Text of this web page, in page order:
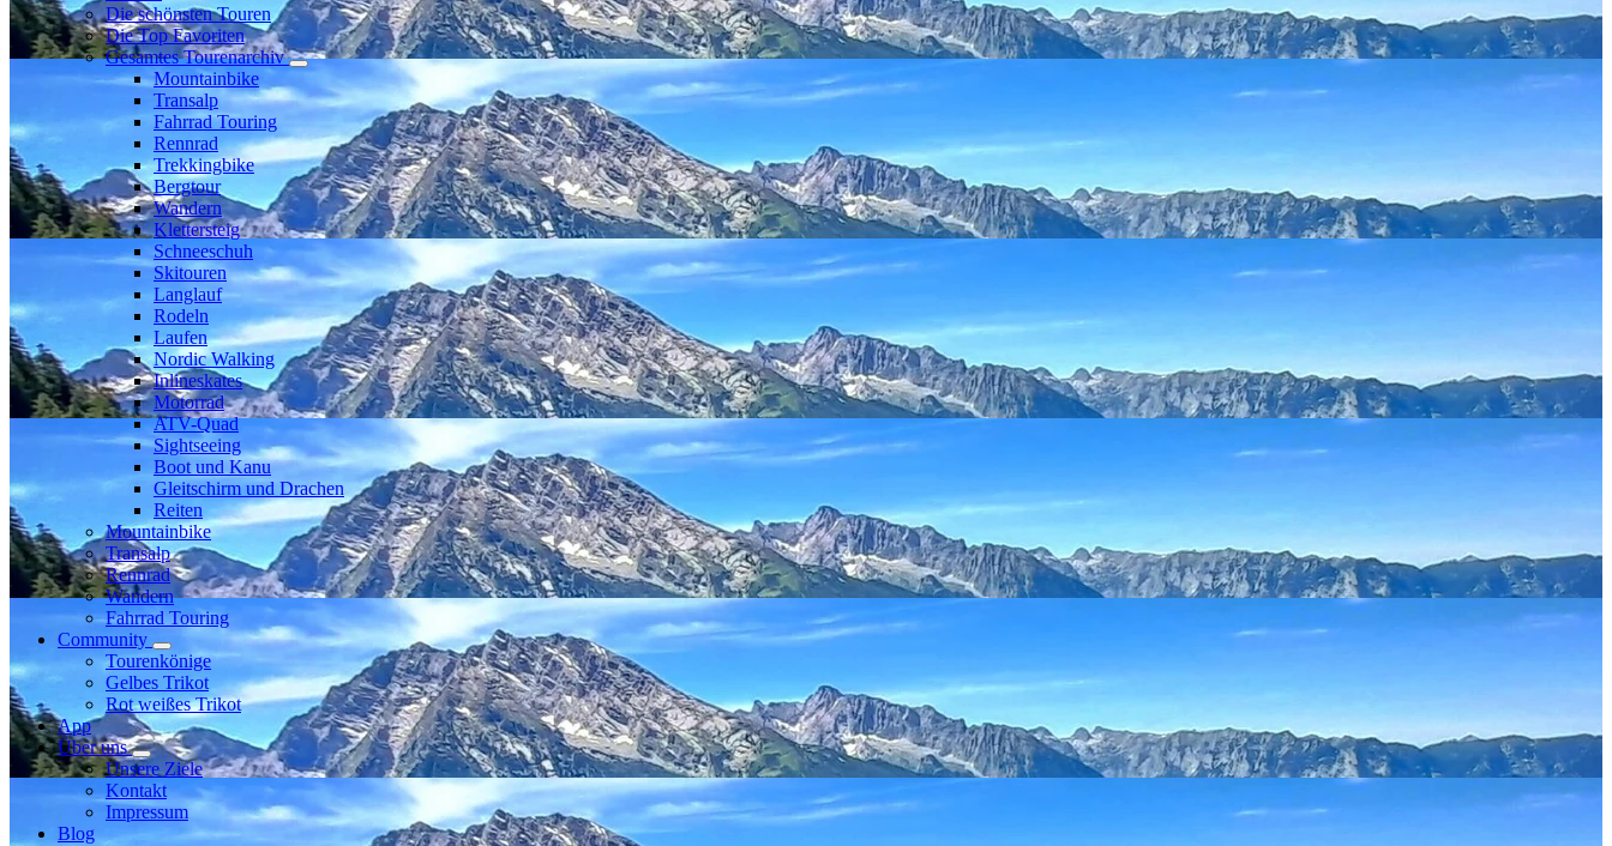
Die schönsten Touren
Die Top Favoriten
Gesamtes Tourenarchiv
Mountainbike
Transalp
Fahrrad Touring
Rennrad
Trekkingbike
Bergtour
Wandern
Klettersteig
Schneeschuh
Skitouren
Langlauf
Rodeln
Laufen
Nordic Walking
Inlineskates
Motorrad
ATV-Quad
Sightseeing
Boot und Kanu
Gleitschirm und Drachen
Reiten
Mountainbike
Transalp
Rennrad
Wandern
Fahrrad Touring
Community
Tourenkönige
Gelbes Trikot
Rot weißes Trikot
App
Über uns
Unsere Ziele
Kontakt
Impressum
Blog